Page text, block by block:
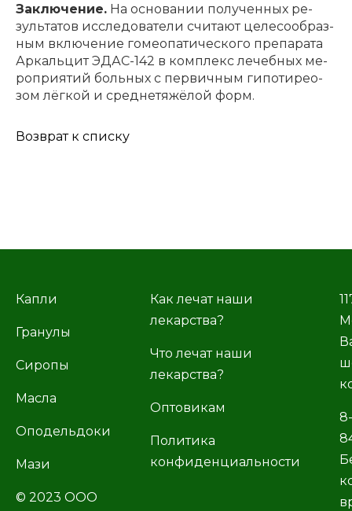
За­клю­че­ние. На осно­ва­ни­и ­по­лу­чен­ных ре­
зуль­та­тов ис­сле­до­ва­те­ли ­счи­та­ют ­це­ле­со­об­раз­
ным в­клю­че­ни­е го­мео­па­ти­че­ско­го ­пре­па­ра­та
Ар­каль­цит ЭДАС-142 в ­ком­плекс ле­чеб­ных ме­
ро­при­я­тий боль­ных с пер­вич­ным ги­по­ти­ре­о­
зом лёг­кой и ­сред­не­тяжёлой ­фор­м.
Возврат к списку
Капли
Гранулы
Сиропы
Масла
Оподельдоки
Мази
© 2023 ООО
Как лечат наши
лекарства?
Что лечат наши
лекарства?
Оптовикам
Политика
конфиденциальности